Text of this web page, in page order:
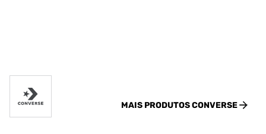
MAIS PRODUTOSCONVERSE